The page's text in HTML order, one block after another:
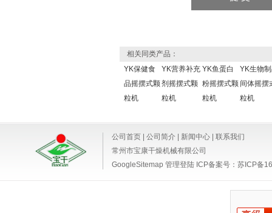
相关同类产品：
YK保健食
品摇摆式颗
粒机
YK营养补充
剂摇摆式颗
粒机
YK鱼蛋白
粉摇摆式颗
粒机
YK生物
间体摇摆
粒机
公司首页 公司简介 新闻中心
联系我们
常州市宝康干燥机械有限公司
GoogleSitemap 管理登陆 ICP备案号： 苏ICP备